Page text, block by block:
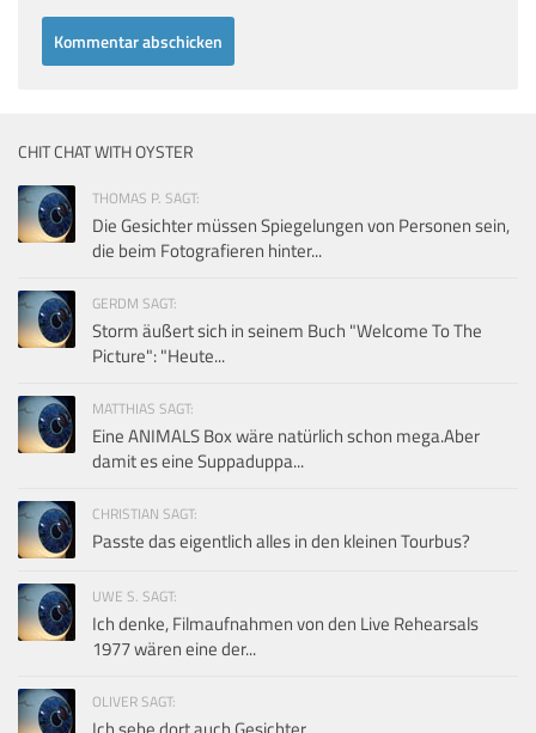
CHIT CHAT WITH OYSTER
THOMAS P. SAGT:
Die Gesichter müssen Spiegelungen von Personen sein,
die beim Fotografieren hinter...
GERDM SAGT:
Storm äußert sich in seinem Buch "Welcome To The
Picture": "Heute...
MATTHIAS SAGT:
Eine ANIMALS Box wäre natürlich schon mega.Aber
damit es eine Suppaduppa...
CHRISTIAN SAGT:
Passte das eigentlich alles in den kleinen Tourbus?
UWE S. SAGT:
Ich denke, Filmaufnahmen von den Live Rehearsals
1977 wären eine der...
OLIVER SAGT: